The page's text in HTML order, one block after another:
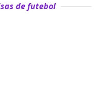
de futebol